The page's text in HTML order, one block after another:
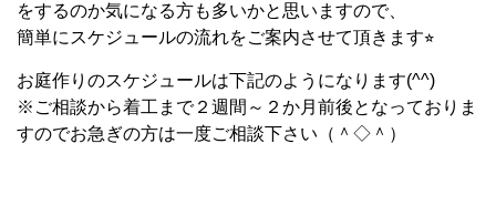
をするのか気になる方も多いかと思いますので、
簡単にスケジュールの流れをご案内させて頂きます⭐︎
お庭作りのスケジュールは下記のようになります(^^)
※ご相談から着工まで２週間～２か月前後となっておりま
すのでお急ぎの方は一度ご相談下さい（＾◇＾）